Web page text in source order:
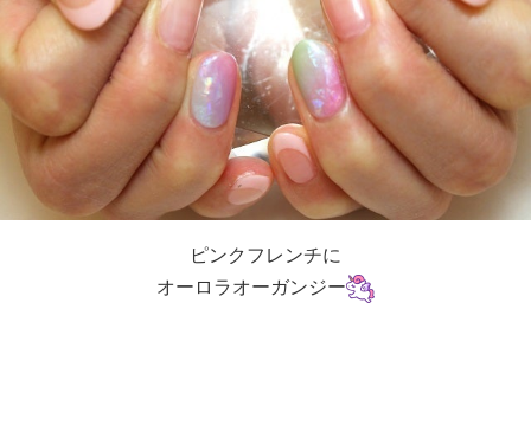
ピンクフレンチに
オーロラオーガンジー